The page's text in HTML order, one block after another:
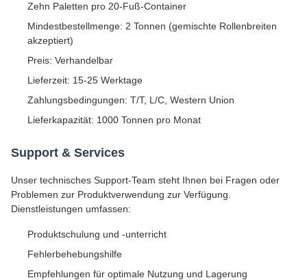
Zehn Paletten pro 20-Fuß-Container
Mindestbestellmenge: 2 Tonnen (gemischte Rollenbreiten
akzeptiert)
Preis: Verhandelbar
Lieferzeit: 15-25 Werktage
Zahlungsbedingungen: T/T, L/C, Western Union
Lieferkapazität: 1000 Tonnen pro Monat
Support & Services
Unser technisches Support-Team steht Ihnen bei Fragen oder
Problemen zur Produktverwendung zur Verfügung.
Dienstleistungen umfassen:
Produktschulung und -unterricht
Fehlerbehebungshilfe
Empfehlungen für optimale Nutzung und Lagerung